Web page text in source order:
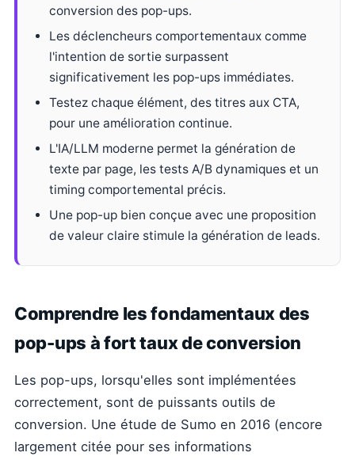
conversion des pop-ups.
Les déclencheurs comportementaux comme
l'intention de sortie surpassent
significativement les pop-ups immédiates.
Testez chaque élément, des titres aux CTA,
pour une amélioration continue.
L'IA/LLM moderne permet la génération de
texte par page, les tests A/B dynamiques et un
timing comportemental précis.
Une pop-up bien conçue avec une proposition
de valeur claire stimule la génération de leads.
Comprendre les fondamentaux des
pop-ups à fort taux de conversion
Les pop-ups, lorsqu'elles sont implémentées
correctement, sont de puissants outils de
conversion. Une étude de Sumo en 2016 (encore
largement citée pour ses informations